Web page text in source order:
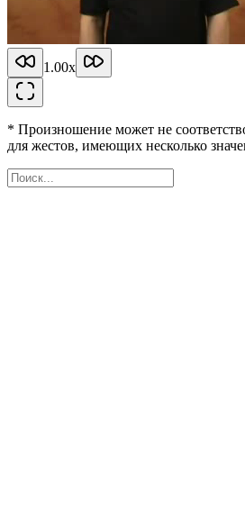
1.00x
* Произношение может не
для жестов, имеющих несколько